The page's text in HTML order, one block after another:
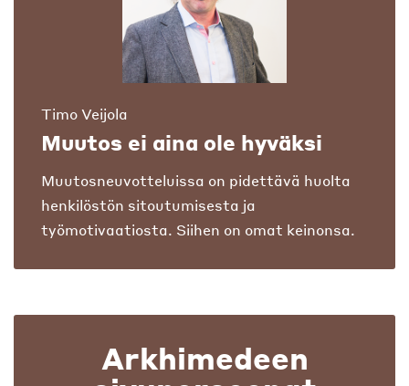
Timo Veijola
Muutos ei aina ole hyväksi
Muutosneuvotteluissa on pidettävä huolta
henkilöstön sitoutumisesta ja
työmotivaatiosta. Siihen on omat keinonsa.
Arkhimedeen